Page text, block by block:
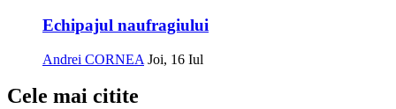
Echipajul naufragiului
Andrei CORNEA Joi, 16 Iul
Cele mai citite